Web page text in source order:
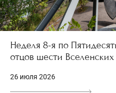
Неделя 8-я по
отцов шести
26 июля 2026